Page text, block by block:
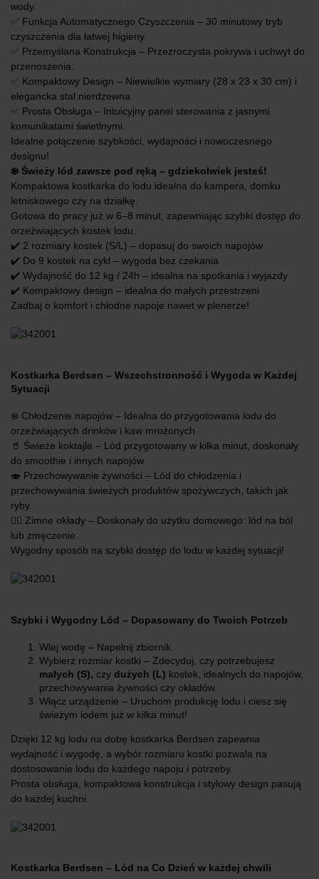
wody.
✅ Funkcja Automatycznego Czyszczenia – 30 minutowy tryb
czyszczenia dla łatwej higieny.
✅ Przemyślana Konstrukcja – Przezroczysta pokrywa i uchwyt do
przenoszenia.
✅ Kompaktowy Design – Niewielkie wymiary (28 x 23 x 30 cm) i
elegancka stal nierdzewna.
✅ Prosta Obsługa – Intuicyjny panel sterowania z jasnymi
komunikatami świetlnymi.
Idealne połączenie szybkości, wydajności i nowoczesnego
designu!
❄️ Świeży lód zawsze pod ręką – gdziekolwiek jesteś!
Kompaktowa kostkarka do lodu idealna do kampera, domku
letniskowego czy na działkę.
Gotowa do pracy już w 6–8 minut, zapewniając szybki dostęp do
orzeźwiających kostek lodu.
✔️ 2 rozmiary kostek (S/L) – dopasuj do swoich napojów
✔️ Do 9 kostek na cykl – wygoda bez czekania
✔️ Wydajność do 12 kg / 24h – idealna na spotkania i wyjazdy
✔️ Kompaktowy design – idealna do małych przestrzeni
Zadbaj o komfort i chłodne napoje nawet w plenerze!
Kostkarka Berdsen – Wszechstronność i Wygoda w Każdej
Sytuacji
❄️ Chłodzenie napojów – Idealna do przygotowania lodu do
orzeźwiających drinków i kaw mrożonych.
🥤 Świeże koktajle – Lód przygotowany w kilka minut, doskonały
do smoothie i innych napojów.
🍣 Przechowywanie żywności – Lód do chłodzenia i
przechowywania świeżych produktów spożywczych, takich jak
ryby.
💆‍♀️ Zimne okłady – Doskonały do użytku domowego: lód na ból
lub zmęczenie.
Wygodny sposób na szybki dostęp do lodu w każdej sytuacji!
Szybki i Wygodny Lód – Dopasowany do Twoich Potrzeb
Wlej wodę – Napełnij zbiornik.
Wybierz rozmiar kostki – Zdecyduj, czy potrzebujesz
małych (S), czy dużych (L) kostek, idealnych do napojów,
przechowywania żywności czy okładów.
Włącz urządzenie – Uruchom produkcję lodu i ciesz się
świeżym lodem już w kilka minut!
Dzięki 12 kg lodu na dobę kostkarka Berdsen zapewnia
wydajność i wygodę, a wybór rozmiaru kostki pozwala na
dostosowanie lodu do każdego napoju i potrzeby.
Prosta obsługa, kompaktowa konstrukcja i stylowy design pasują
do każdej kuchni.
Kostkarka Berdsen – Lód na Co Dzień w każdej chwili